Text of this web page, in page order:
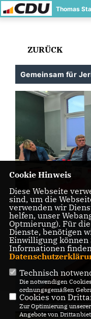
Thomas
ZURÜCK
Gemeinsam für
Cookie Hinweis
Diese Webseite
sind, um die
verwenden wir
helfen, unser
Optmierung). Für
Dienste, benötigen
Einwilligung können
Informationen
Technisch
Die notwendigen
ordnungsgemäßen
Cookies von
Zur Optimierung
Angebote von